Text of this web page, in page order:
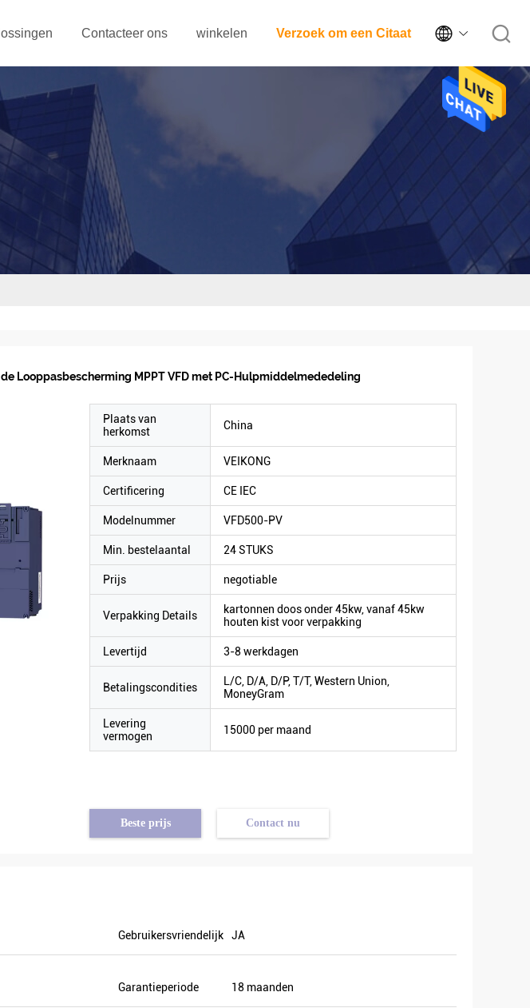
Contacteer ons winkelen Verzoek om een Citaat 
Looppasbescherming MPPT VFD met PC-Hulpmiddelmededeling
Plaats van
herkomst
China
Merknaam VEIKONG
Certificering CE IEC
Modelnummer VFD500-PV
Min. bestelaantal 24 STUKS
Prijs negotiable
Verpakking Details
kartonnen doos onder 45kw, vanaf 45kw
houten kist voor verpakking
Levertijd 3-8 werkdagen
Betalingscondities
L/C, D/A, D/P, T/T, Western Union,
MoneyGram
Levering
vermogen
15000 per maand
Beste prijs Contact nu
Gebruikersvriendelijk JA
Garantieperiode 18 maanden